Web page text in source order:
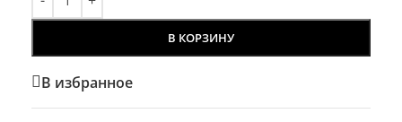
В КОРЗИНУ
В избранное